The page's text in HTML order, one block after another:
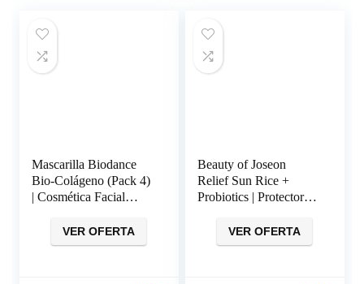
Mascarilla Biodance
Bio-Colágeno (Pack 4)
| Cosmética Facial
VER OFERTA
Beauty of Joseon
Relief Sun Rice +
Probiotics | Protector
VER OFERTA